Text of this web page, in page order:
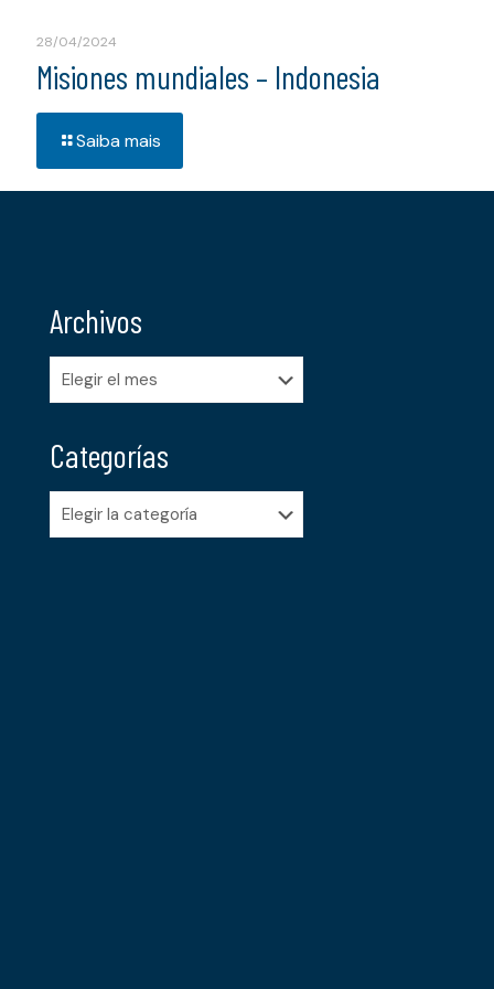
28/04/2024
Misiones mundiales – Indonesia
Saiba mais
Archivos
Archivos
Categorías
Categorías